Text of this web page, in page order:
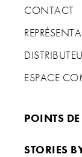
CONTACT
ESPACE
POINTS DE
STORIES